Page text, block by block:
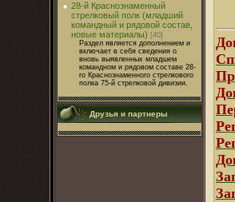
28-й Краснознаменный
стрелковый полк (младший
командный и рядовой состав,
новые материалы)
[40]
Раздел является дополнением и
включает в себя сведения о
вновь выявленных младшем
командном и рядовом составе 28-
го Краснознаменного стрелкового
полка 75-й стрелковой дивизии.
Друзья и партнеры